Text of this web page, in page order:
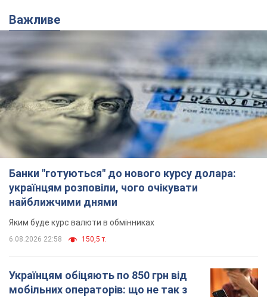
Важливе
Банки "готуються" до нового курсу долара:
українцям розповіли, чого очікувати
найближчими днями
Яким буде курс валюти в обмінниках
6.08.2026 22:58 150,5 т.
Українцям обіцяють по 850 грн від
мобільних операторів: що не так з